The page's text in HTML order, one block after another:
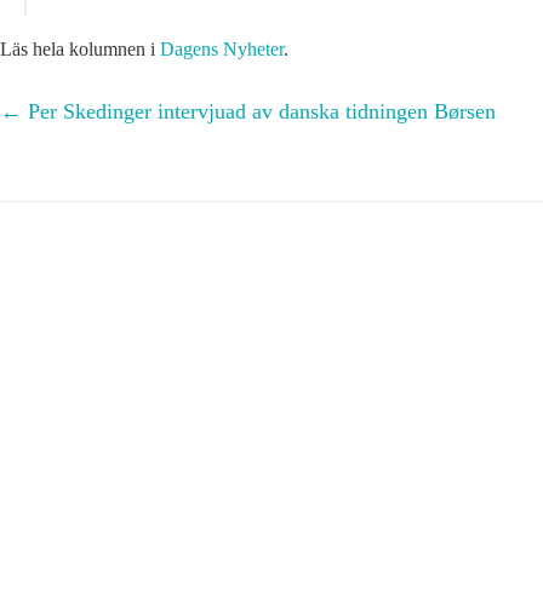
Läs hela kolumnen i Dagens Nyheter.
← Per Skedinger intervjuad av danska tidningen Børsen